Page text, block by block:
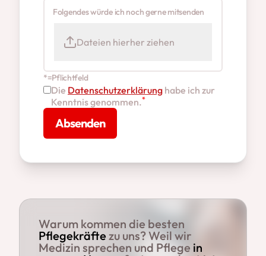
Folgendes würde ich noch gerne mitsenden
Dateien hierher ziehen
*=Pflichtfeld
Die Datenschutzerklärung habe ich zur
Kenntnis genommen.*
Absenden
Warum kommen die besten
Pflegekräfte zu uns? Weil wir
Medizin sprechen und Pflege in